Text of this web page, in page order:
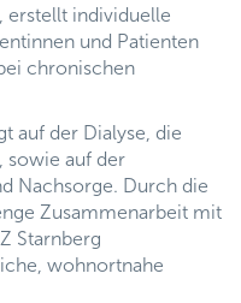
erstellt individuelle
und Patienten
chronischen
auf der Dialyse, die
sowie auf der
Nachsorge. Durch die
Zusammenarbeit mit
Starnberg
wohnortnahe